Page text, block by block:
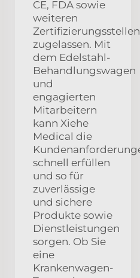
CE, FDA sowie
weiteren
Zertifizierungsstellen
zugelassen. Mit
dem Edelstahl-
Behandlungswagen
und
engagierten
Mitarbeitern
kann Xiehe
Medical die
schnell erfüllen
und so für
zuverlässige
und sichere
Produkte sowie
Dienstleistungen
sorgen. Ob Sie
eine
Krankenwagen-